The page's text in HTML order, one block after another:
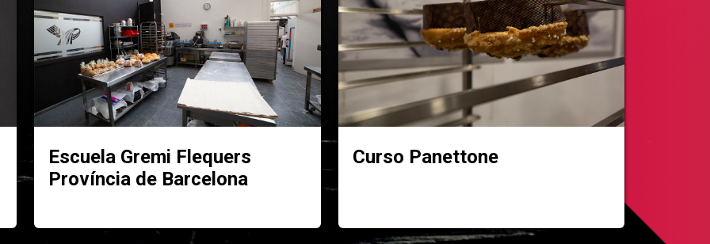
Escuela Gremi Flequers
Província de Barcelona
Curso Panettone